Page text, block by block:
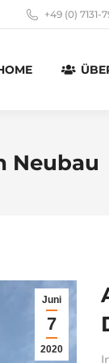
+49 (0) 7131-
Neubau
Juni
7
2020